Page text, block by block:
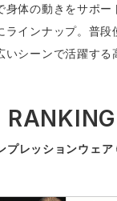
ポーツ
ング
ンキング
アイト
桑和
身体の動きをサポー
ラインナップ。普段
いシーンで活躍する
RANKING
プレッションウェア